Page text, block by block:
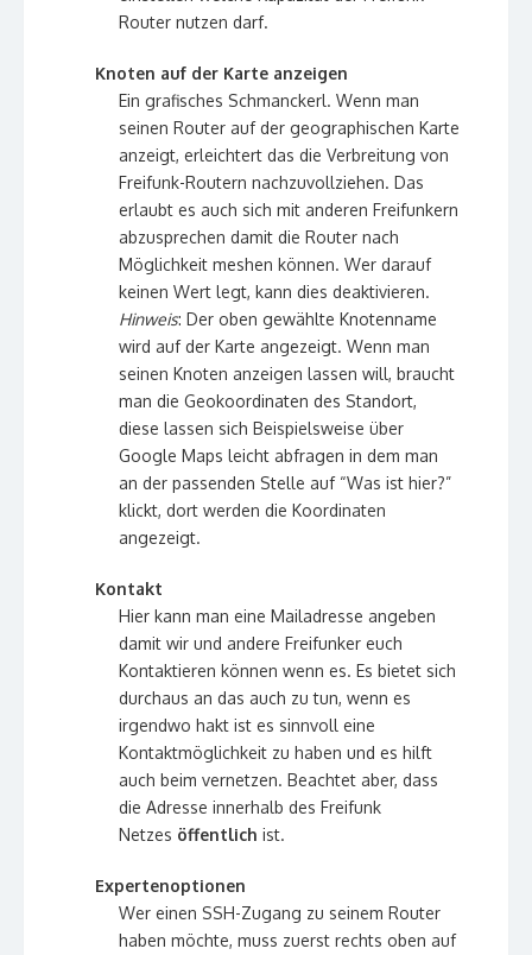
Router nutzen darf.
Knoten auf der Karte anzeigen
Ein grafisches Schmanckerl. Wenn man
seinen Router auf der geographischen Karte
anzeigt, erleichtert das die Verbreitung von
Freifunk-Routern nachzuvollziehen. Das
erlaubt es auch sich mit anderen Freifunkern
abzusprechen damit die Router nach
Möglichkeit meshen können. Wer darauf
keinen Wert legt, kann dies deaktivieren.
Hinweis: Der oben gewählte Knotenname
wird auf der Karte angezeigt. Wenn man
seinen Knoten anzeigen lassen will, braucht
man die Geokoordinaten des Standort,
diese lassen sich Beispielsweise über
Google Maps leicht abfragen in dem man
an der passenden Stelle auf “Was ist hier?”
klickt, dort werden die Koordinaten
angezeigt.
Kontakt
Hier kann man eine Mailadresse angeben
damit wir und andere Freifunker euch
Kontaktieren können wenn es. Es bietet sich
durchaus an das auch zu tun, wenn es
irgendwo hakt ist es sinnvoll eine
Kontaktmöglichkeit zu haben und es hilft
auch beim vernetzen. Beachtet aber, dass
die Adresse innerhalb des Freifunk
Netzes öffentlich ist.
Expertenoptionen
Wer einen SSH-Zugang zu seinem Router
haben möchte, muss zuerst rechts oben auf